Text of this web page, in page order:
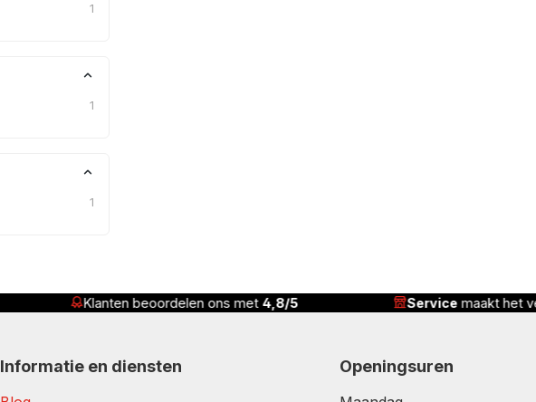
1
1
1
Klanten beoordelen ons met 4,8/5 Service maakt het
Informatie en diensten Openingsuren